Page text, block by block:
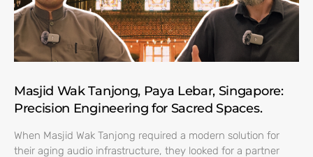
Masjid Wak Tanjong, Paya Lebar, Singapore:
Precision Engineering for Sacred Spaces.
When Masjid Wak Tanjong required a modern solution for
their aging audio infrastructure, they looked for a partner